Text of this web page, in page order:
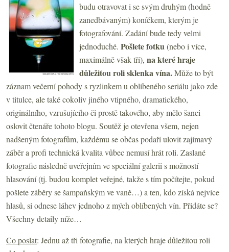
budu otravovat i se svým druhým (hodně
zanedbávaným) koníčkem, kterým je
fotografování. Zadání bude tedy velmi
jednoduché. Pošlete fotku(nebo i více,
maximálně však tři), na které hraje
důležitou roli sklenka vína.Může to být
záznam večerní pohody s ryzlinkem u oblíbeného seriálu jako zde
v titulce, ale také cokoliv jiného vtipného, dramatického,
originálního, vzrušujícího či prostě takového, aby mělo šanci
oslovit čtenáře tohoto blogu. Soutěž je otevřena všem, nejen
nadšeným fotografům, každému se občas podaří ulovit zajímavý
záběr a profi technická kvalita vůbec nemusí hrát roli. Zaslané
fotografie následně uveřejním ve speciální galerii s možností
hlasování (tj. budou komplet veřejné, takže s tím počítejte, pokud
pošlete záběry se šampaňským ve vaně…) a ten, kdo získá nejvíce
hlasů, si odnese láhev jednoho z mých oblíbených vín. Přidáte se?
Všechny detaily níže…
Co poslat: Jednu až tři fotografie, na kterých hraje důležitou roli